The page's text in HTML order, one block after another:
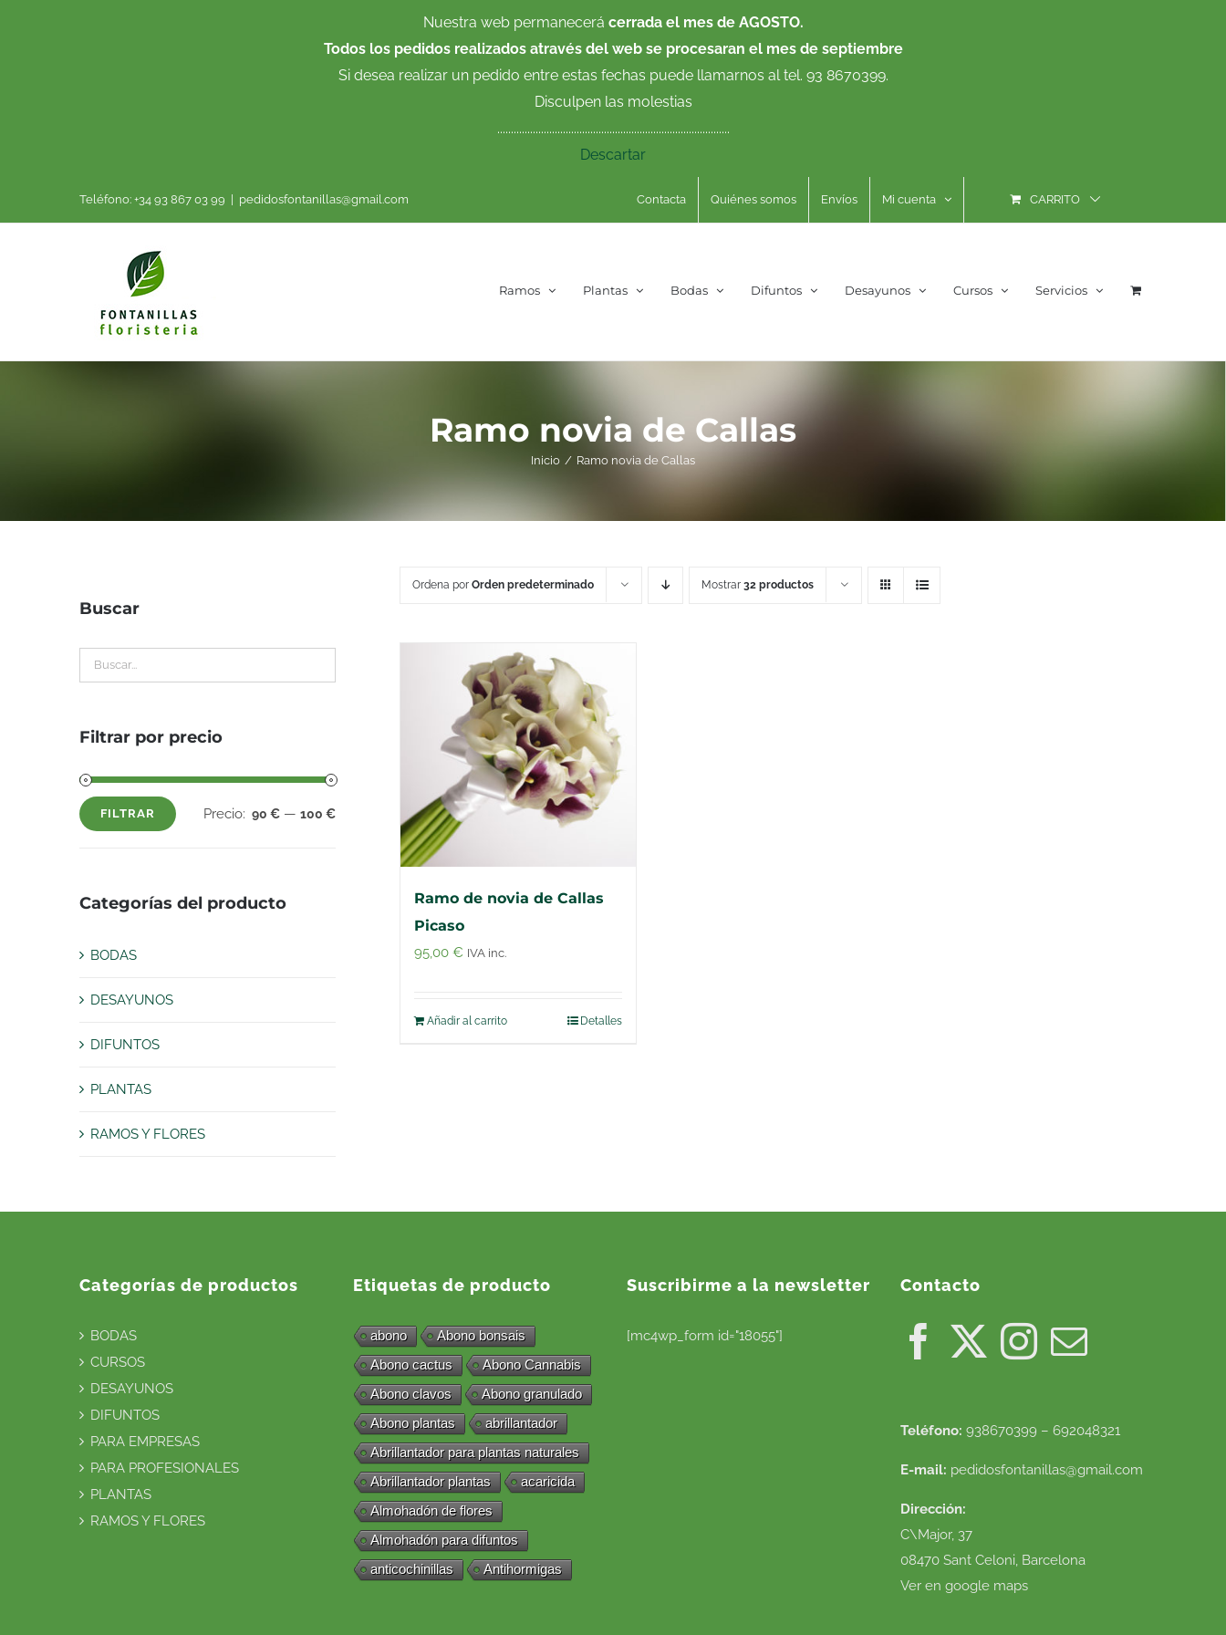
Nuestra web permanecerá cerrada el mes de AGOSTO.
Todos los pedidos realizados através del web se procesaran el mes de septiembre
Si desea realizar un pedido entre estas fechas puede llamarnos al tel. 93 8670399.
Disculpen las molestias
.....................................................................................
Descartar
Teléfono: +34 93 867 03 99 pedidosfontanillas@gmail.com Contacta Quiénes somos Envíos Mi cuenta CARRITO
Ramos Plantas Bodas Difuntos Desayunos Cursos Servicios
Ramo novia de Callas
Inicio Ramo novia de Callas
Ordena por Orden predeterminado Mostrar 32 productos
Ramo de novia de Callas
Picaso
95,00 € IVA inc.
Añadir al carrito Detalles
Buscar
Filtrar por precio
Precio
Precio
FILTRAR Precio: 90 €— 100 €
Categorías del producto
BODAS
DESAYUNOS
DIFUNTOS
PLANTAS
RAMOS Y FLORES
Categorías de productos
BODAS
CURSOS
DESAYUNOS
DIFUNTOS
PARA EMPRESAS
PARA PROFESIONALES
PLANTAS
RAMOS Y FLORES
Etiquetas de producto
abono
Abono bonsais
Abono cactus
Abono Cannabis
Abono clavos
Abono granulado
Abono plantas
abrillantador
Abrillantador para plantas naturales
Abrillantador plantas
acaricida
Almohadón de flores
Almohadón para difuntos
anticochinillas
Antihormigas
Suscribirme a la newsletter
[mc4wp_form id="18055"]
Contacto
Teléfono: 938670399 – 692048321
E-mail: pedidosfontanillas@gmail.com
Dirección:
C\Major, 37
08470 Sant Celoni, Barcelona
Ver en google maps